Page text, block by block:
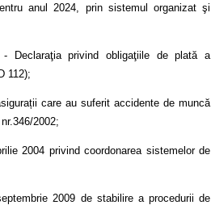
anul 2024, prin sistemul organizat şi
Declaraţia privind obligaţiile de plată a
112);
care au suferit accidente de muncă
2002;
2004 privind coordonarea sistemelor de
2009 de stabilire a procedurii de